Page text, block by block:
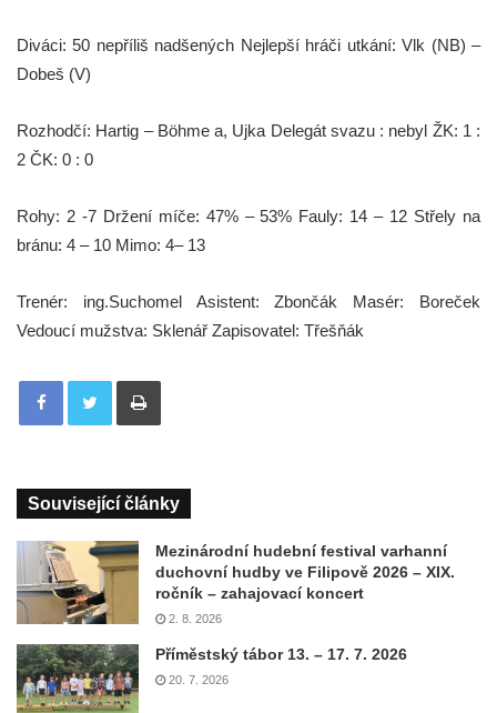
Diváci: 50 nepříliš nadšených Nejlepší hráči utkání: Vlk (NB) –
Dobeš (V)
Rozhodčí: Hartig – Böhme a, Ujka Delegát svazu : nebyl ŽK: 1 :
2 ČK: 0 : 0
Rohy: 2 -7 Držení míče: 47% – 53% Fauly: 14 – 12 Střely na
bránu: 4 – 10 Mimo: 4– 13
Trenér: ing.Suchomel Asistent: Zbončák Masér: Boreček
Vedoucí mužstva: Sklenář Zapisovatel: Třešňák
Tisknout
Související články
Mezinárodní hudební festival varhanní
duchovní hudby ve Filipově 2026 – XIX.
ročník – zahajovací koncert
2. 8. 2026
Příměstský tábor 13. – 17. 7. 2026
20. 7. 2026